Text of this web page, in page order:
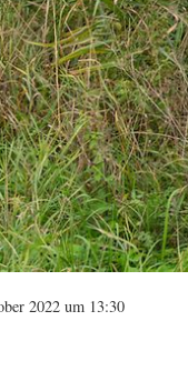
2022 um 13:30